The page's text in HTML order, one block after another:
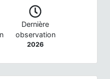
Dernière
observation
2026